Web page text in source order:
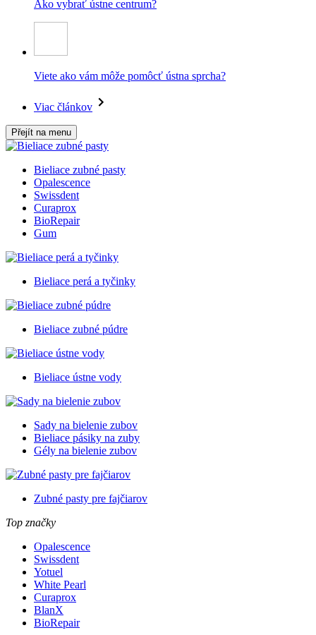
Ako vybrať ústne centrum?
Viete ako vám môže pomôcť ústna sprcha?
Viac článkov
Přejít na menu
Bieliace zubné pasty
Opalescence
Swissdent
Curaprox
BioRepair
Gum
Bieliace perá a tyčinky
Bieliace zubné púdre
Bieliace ústne vody
Sady na bielenie zubov
Bieliace pásiky na zuby
Gély na bielenie zubov
Zubné pasty pre fajčiarov
Top značky
Opalescence
Swissdent
Yotuel
White Pearl
Curaprox
BlanX
BioRepair